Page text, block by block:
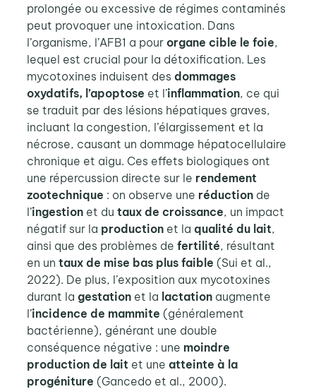
prolongée ou excessive de régimes contaminés
peut provoquer une intoxication. Dans
l’organisme, l’AFB1 a pour organe cible le foie,
lequel est crucial pour la détoxification. Les
mycotoxines induisent des dommages
oxydatifs, l’apoptose et l’inflammation, ce qui
se traduit par des lésions hépatiques graves,
incluant la congestion, l’élargissement et la
nécrose, causant un dommage hépatocellulaire
chronique et aigu. Ces effets biologiques ont
une répercussion directe sur le rendement
zootechnique : on observe une réductionde
l’ingestionet du taux de croissance, un impact
négatif sur la productionet la qualité du lait,
ainsi que des problèmes de fertilité, résultant
en un taux de mise bas plus faible (Sui et al.,
2022). De plus, l’exposition aux mycotoxines
durant la gestationet la lactationaugmente
l’incidence de mammite (généralement
bactérienne), générant une double
conséquence négative : une moindre
production de laitet une atteinte à la
progéniture (Gancedo et al., 2000).